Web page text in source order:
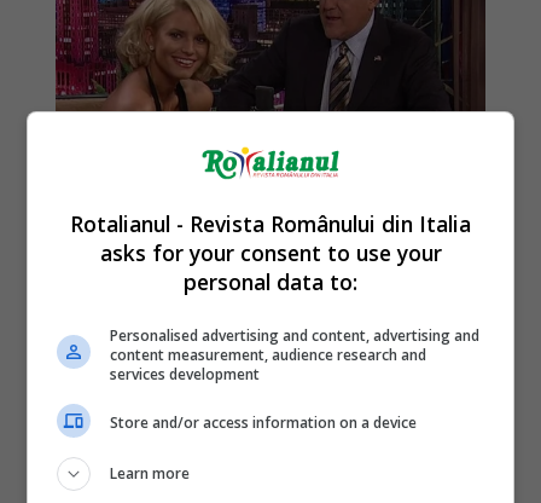
Rotalianul - Revista Românului din Italia
asks for your consent to use your
personal data to:
Personalised advertising and content, advertising and
content measurement, audience research and
services development
Store and/or access information on a device
Learn more